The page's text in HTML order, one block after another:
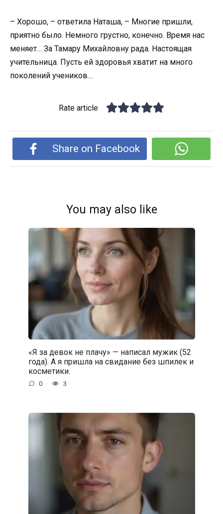
– Хорошо, – ответила Наташа, – Многие пришли,
приятно было. Немного грустно, конечно. Время нас
меняет… За Тамару Михайловну рада. Настоящая
учительница. Пусть ей здоровья хватит на много
поколений учеников…
Rate article
Share on Facebook
You may also like
«Я за девок не плачу» — написал мужик (52
года). А я пришла на свидание без шпилек и
косметики.
0 3